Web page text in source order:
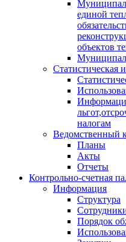
единой
объектов
Статистическая
налогам
Ведомственный
Планы
Акты
Отчеты
Контрольно-счетная
Информация
Структура
Порядок